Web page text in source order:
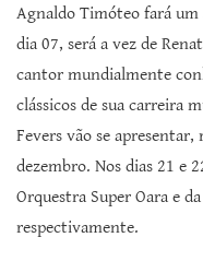
Agnaldo Timóteo fará
dia 07, será a vez de
cantor mundialmente
clássicos de sua carreira
Fevers vão se
dezembro. Nos dias 21 e
Orquestra Super Oara e
respectivamente.